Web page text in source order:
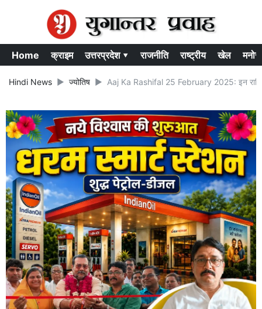
Home क्राइम उत्तरप्रदेश ▾ राजनीति राष्ट्रीय खेल
Hindi News ज्योतिष Aaj Ka Rashifal 25 February 2025: इन राशि